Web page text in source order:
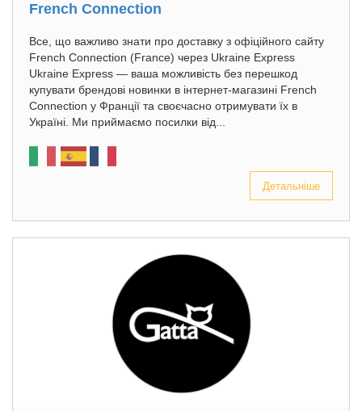
French Connection
Все, що важливо знати про доставку з офіційного сайту
French Connection (France) через Ukraine Express
Ukraine Express — ваша можливість без перешкод
купувати брендові новинки в інтернет-магазині French
Connection у Франції та своєчасно отримувати їх в
Україні. Ми приймаємо посилки від...
Детальніше